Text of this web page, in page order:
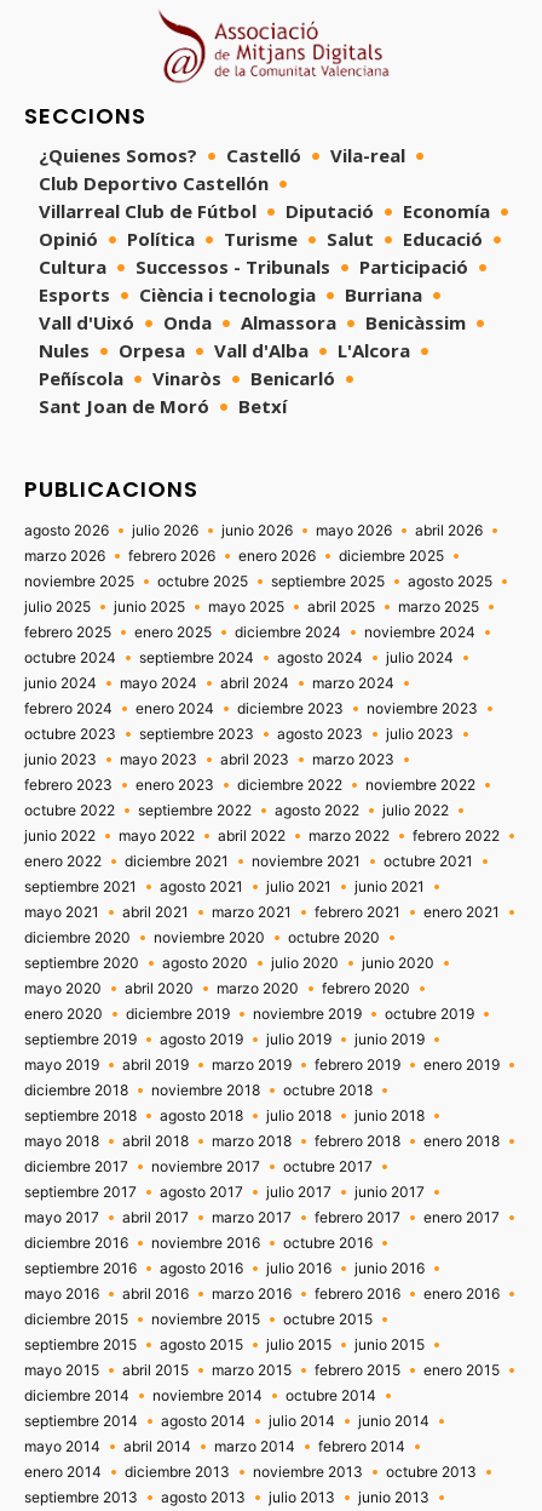
SECCIONS
¿Quienes Somos? Castelló
Vila-real
Club Deportivo Castellón
Villarreal Club de Fútbol
Diputació
Economía
Opinió
Política Turisme Salut
Educació
Cultura
Successos - Tribunals
Participació
Esports
Ciència i tecnologia
Burriana
Vall d'Uixó
Onda Almassora
Benicàssim
Nules
Orpesa Vall d'Alba
L'Alcora
Peñíscola
Vinaròs
Benicarló
Sant Joan de Moró
Betxí
PUBLICACIONS
agosto 2026 julio 2026 junio 2026 mayo 2026
abril 2026
marzo 2026
febrero 2026 enero 2026
diciembre 2025
noviembre 2025
octubre 2025 septiembre 2025
agosto 2025
julio 2025
junio 2025 mayo 2025 abril 2025
marzo 2025
febrero 2025
enero 2025 diciembre 2024
noviembre 2024
octubre 2024
septiembre 2024 agosto 2024
julio 2024
junio 2024
mayo 2024 abril 2024
marzo 2024
febrero 2024
enero 2024 diciembre 2023
noviembre 2023
octubre 2023
septiembre 2023 agosto 2023
julio 2023
junio 2023
mayo 2023 abril 2023
marzo 2023
febrero 2023
enero 2023 diciembre 2022
noviembre 2022
octubre 2022
septiembre 2022 agosto 2022
julio 2022
junio 2022
mayo 2022 abril 2022 marzo 2022
febrero 2022
enero 2022
diciembre 2021 noviembre 2021
octubre 2021
septiembre 2021
agosto 2021 julio 2021
junio 2021
mayo 2021
abril 2021 marzo 2021 febrero 2021
enero 2021
diciembre 2020
noviembre 2020
octubre 2020
septiembre 2020
agosto 2020 julio 2020
junio 2020
mayo 2020
abril 2020 marzo 2020
febrero 2020
enero 2020
diciembre 2019 noviembre 2019
octubre 2019
septiembre 2019
agosto 2019 julio 2019
junio 2019
mayo 2019
abril 2019 marzo 2019 febrero 2019
enero 2019
diciembre 2018
noviembre 2018
octubre 2018
septiembre 2018
agosto 2018 julio 2018
junio 2018
mayo 2018
abril 2018 marzo 2018 febrero 2018
enero 2018
diciembre 2017
noviembre 2017
octubre 2017
septiembre 2017
agosto 2017 julio 2017
junio 2017
mayo 2017
abril 2017 marzo 2017 febrero 2017
enero 2017
diciembre 2016
noviembre 2016
octubre 2016
septiembre 2016
agosto 2016 julio 2016
junio 2016
mayo 2016
abril 2016 marzo 2016 febrero 2016
enero 2016
diciembre 2015
noviembre 2015
octubre 2015
septiembre 2015
agosto 2015 julio 2015
junio 2015
mayo 2015
abril 2015 marzo 2015 febrero 2015
enero 2015
diciembre 2014
noviembre 2014
octubre 2014
septiembre 2014
agosto 2014 julio 2014
junio 2014
mayo 2014
abril 2014 marzo 2014
febrero 2014
enero 2014
diciembre 2013 noviembre 2013
octubre 2013
septiembre 2013
agosto 2013 julio 2013 junio 2013